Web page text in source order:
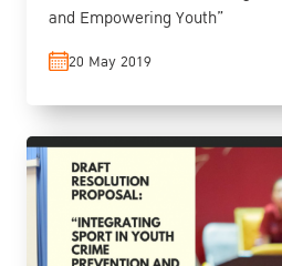
and Empowering Youth”
20 May 2019